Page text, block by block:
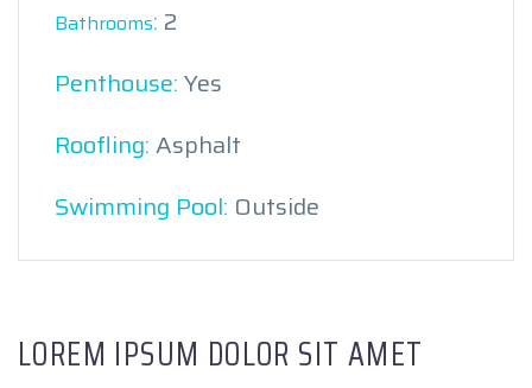
Bathrooms: 2
Penthouse:Yes
Roofling:Asphalt
Swimming Pool: Outside
LOREM IPSUM DOLOR SIT AMET